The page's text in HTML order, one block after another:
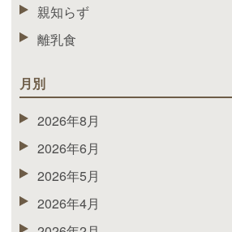
親知らず
離乳食
月別
2026年8月
2026年6月
2026年5月
2026年4月